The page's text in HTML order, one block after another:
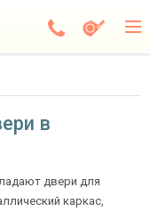
в
двери для
каркас,